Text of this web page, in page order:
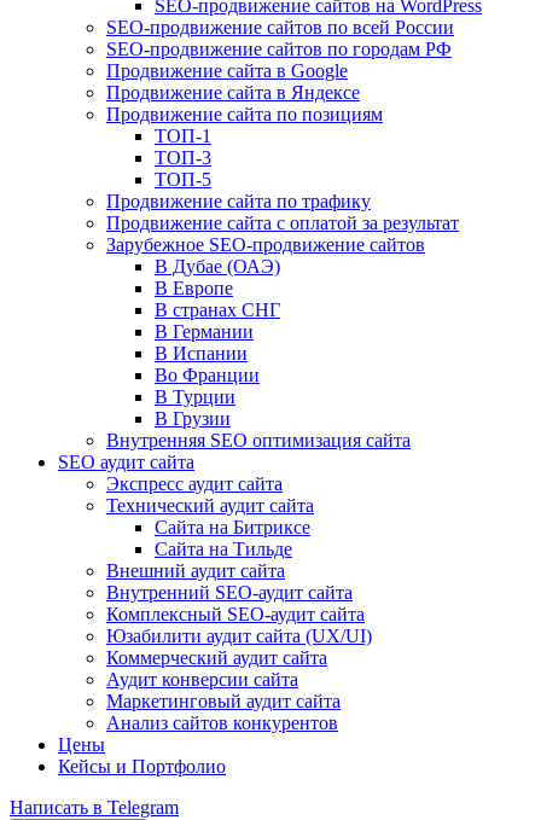
SEO-продвижение сайтов на WordPress
SEO-продвижение сайтов по всей России
SEO-продвижение сайтов по городам РФ
Продвижение сайта в Google
Продвижение сайта в Яндексе
Продвижение сайта по позициям
ТОП-1
ТОП-3
ТОП-5
Продвижение сайта по трафику
Продвижение сайта с оплатой за результат
Зарубежное SEO-продвижение сайтов
В Дубае (ОАЭ)
В Европе
В странах СНГ
В Германии
В Испании
Во Франции
В Турции
В Грузии
Внутренняя SEO оптимизация сайта
SEO аудит сайта
Экспресс аудит сайта
Технический аудит сайта
Сайта на Битриксе
Сайта на Тильде
Внешний аудит сайта
Внутренний SEO-аудит сайта
Комплексный SEO-аудит сайта
Юзабилити аудит сайта (UX/UI)
Коммерческий аудит сайта
Аудит конверсии сайта
Маркетинговый аудит сайта
Анализ сайтов конкурентов
Цены
Кейсы и Портфолио
Написать в Telegram